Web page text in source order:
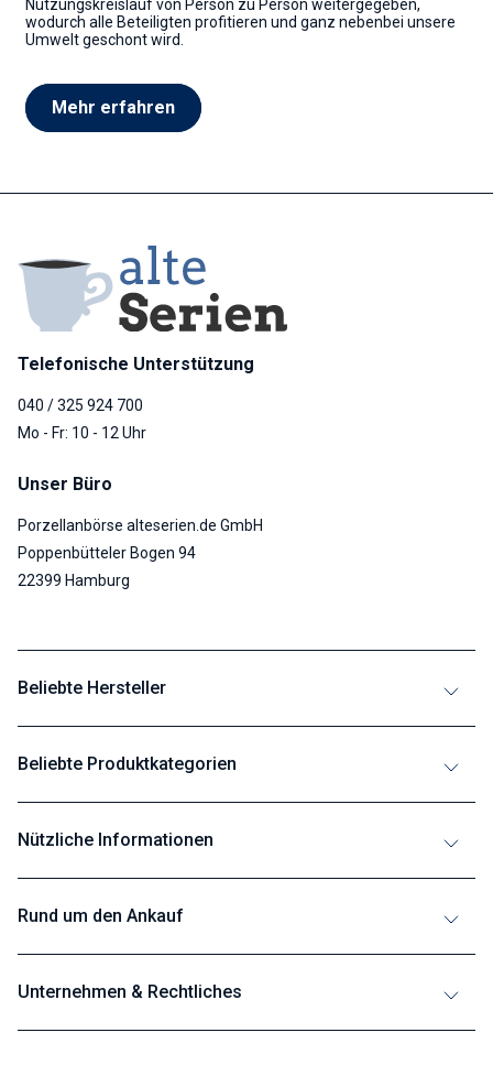
Nutzungskreislauf von Person zu Person weitergegeben,
wodurch alle Beteiligten profitieren und ganz nebenbei unsere
Umwelt geschont wird.
Mehr erfahren
Telefonische Unterstützung
040 / 325 924 700
Mo - Fr: 10 - 12 Uhr
Unser Büro
Porzellanbörse alteserien.de GmbH
Poppenbütteler Bogen 94
22399 Hamburg
Beliebte Hersteller
Beliebte Produktkategorien
Nützliche Informationen
Rund um den Ankauf
Unternehmen & Rechtliches